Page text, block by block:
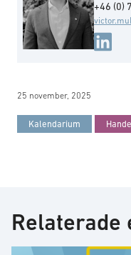
+46 (0)
25 november, 2025
Kalendarium
Relaterade